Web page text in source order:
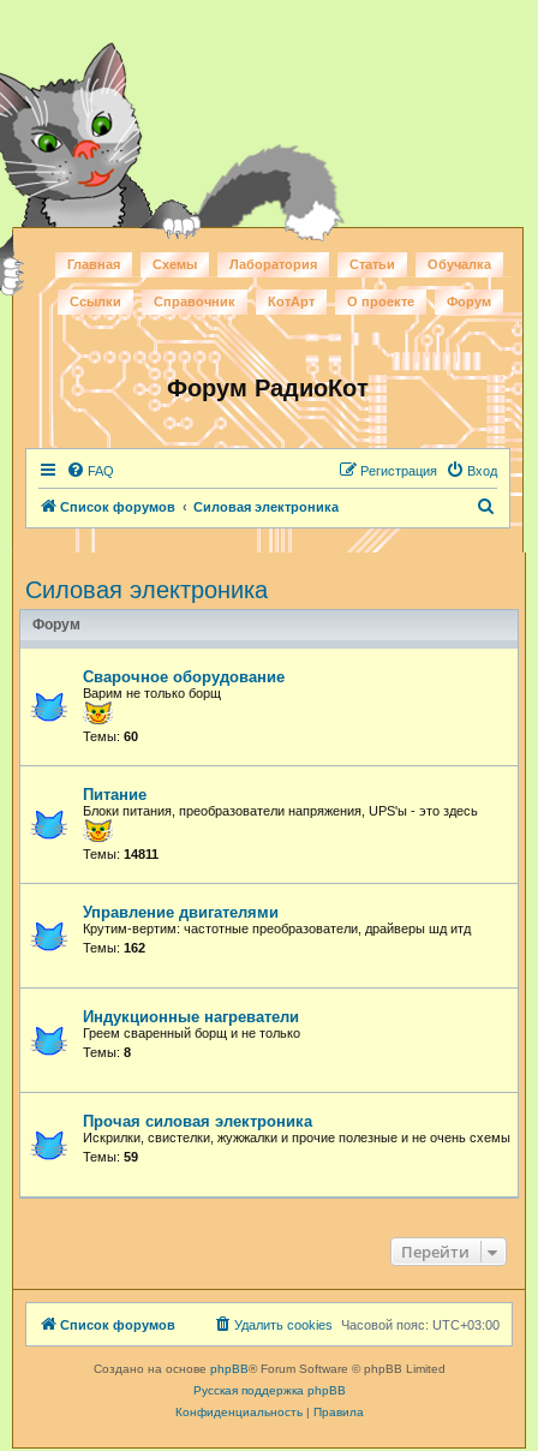
Главная Схемы Лаборатория Статьи Обучалка
Ссылки Справочник КотАрт О проекте Форум
Форум РадиоКот
FAQ Вход
Регистрация
Список форумов Силовая электроника
Силовая электроника
Форум
Сварочное оборудование
Варим не только борщ
Темы: 60
Питание
Блоки питания, преобразователи напряжения, UPS'ы - это здесь
Темы: 14811
Управление двигателями
Крутим-вертим: частотные преобразователи, драйверы шд итд
Темы: 162
Индукционные нагреватели
Греем сваренный борщ и не только
Темы: 8
Прочая силовая электроника
Искрилки, свистелки, жужжалки и прочие полезные и не очень схемы
Темы: 59
Перейти
Список форумов Часовой пояс: UTC+03:00
Удалить cookies
Создано на основе phpBB® Forum Software © phpBB Limited
Русская поддержка phpBB
Конфиденциальность| Правила